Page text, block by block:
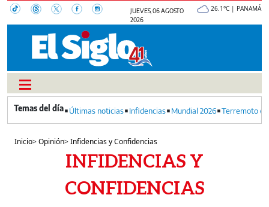
JUEVES, 06 AGOSTO
2026
26.1°C | PANAMÁ
Últimas noticias Infidencias Mundial 2026 Terremoto
Inicio>Opinión>Infidencias y Confidencias
INFIDENCIAS Y
CONFIDENCIAS